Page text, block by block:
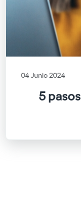
04 Junio 2024
5